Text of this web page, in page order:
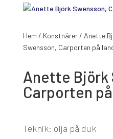
Hem / Konstnärer/ Anette
Swensson, Carporten på
Anette Björk
Carporten
Teknik: olja på duk